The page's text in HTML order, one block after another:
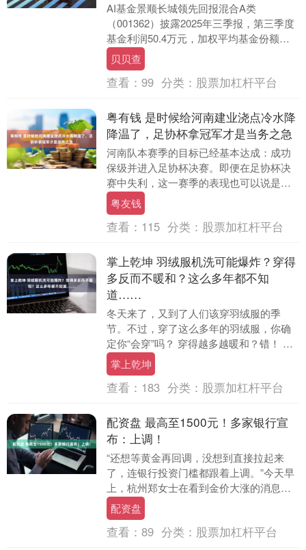
AI基金景顺长城领先回报混合A类
（001362）披露2025年三季报，第三季度
基金利润50.4万元，加权平均基金份额本
期利润0.0921元。报告期内，基金净值
增....
贝贝查
查看： 99 分类： 股票加杠杆平台
粤有钱 是时候给河南建业浇点冷水降
降温了，足协杯拿冠军才是当务之急
河南队本赛季的目标已经基本达成：成功
保级并进入足协杯决赛。即便在足协杯决
赛中失利，这一赛季的表现也可以说是圆
满收官，而绝不是前期努力白费。如今，
河南队的重点应该....
粤友钱
查看： 115 分类： 股票加杠杆平台
掌上乾坤 羽绒服机洗可能爆炸？穿得
多反而不暖和？这么多年都不知
道……
冬天来了，又到了人们该穿羽绒服的季
节。不过，穿了这么多年的羽绒服，你确
定你“会穿”吗？ 穿得越多越暖和？错！ 一
到冬天，怕冷的人恨不得把家里所有的保
暖衣服都穿上....
掌上乾坤
查看： 183 分类： 股票加杠杆平台
配资盘 最高至1500元！多家银行宣
布：上调！
“还想等黄金再回调，没想到直接拉起来
了，连银行投资门槛都跟着上调。”今天早
上，杭州郑女士在看到金价大涨的消息
后，忍不住感叹：莫非又得追涨？ 11月11
日，国际金....
配资盘
查看： 89 分类： 股票加杠杆平台